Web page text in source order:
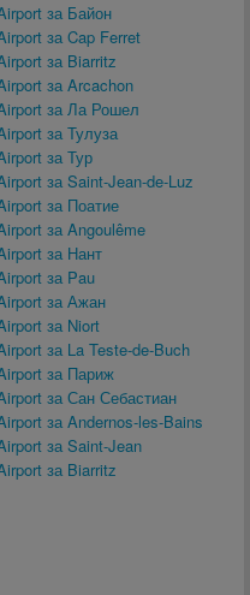
за Байон
за Cap Ferret
за Biarritz
за Arcachon
за Ла Рошел
за Тулуза
за Тур
за Saint-Jean-de-Luz
за Поатие
за Angoulême
за Нант
за Pau
за Ажан
за Niort
за La Teste-de-Buch
за Париж
за Сан Себастиан
за Andernos-les-Bains
за Saint-Jean
за Biarritz